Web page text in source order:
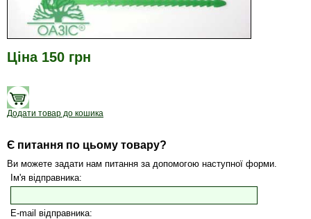
Ціна 150 грн
Додати товар до кошика
Є питання по цьому товару?
Ви можете задати нам питання за допомогою наступної форми.
Ім'я відправника:
E-mail відправника: